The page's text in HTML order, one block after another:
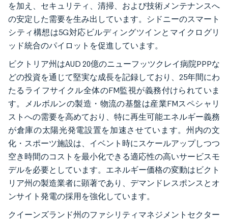
を加え、セキュリティ、清掃、および技術メンテナンスへ
の安定した需要を生み出しています。シドニーのスマート
シティ構想は5G対応ビルディングツインとマイクログリ
ッド統合のパイロットを促進しています。
ビクトリア州はAUD 20億のニューフッツクレイ病院PPPな
どの投資を通じて堅実な成長を記録しており、25年間にわ
たるライフサイクル全体のFM監視が義務付けられていま
す。メルボルンの製造・物流の基盤は産業FMスペシャリ
ストへの需要を高めており、特に再生可能エネルギー義務
が倉庫の太陽光発電設置を加速させています。州内の文
化・スポーツ施設は、イベント時にスケールアップしつつ
空き時間のコストを最小化できる適応性の高いサービスモ
デルを必要としています。エネルギー価格の変動はビクト
リア州の製造業者に顕著であり、デマンドレスポンスとオ
ンサイト発電の採用を強化しています。
クイーンズランド州のファシリティマネジメントセクター